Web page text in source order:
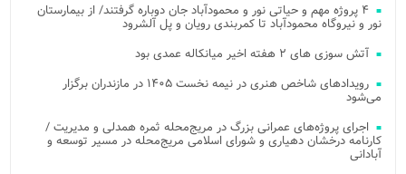
۴ پروژه مهم و حیاتی نور و محمودآباد جان دوباره گرفتند/ از بیمارستان
نور و نیروگاه محمودآباد تا کمربندی رویان و پل آلشرود
آتش‌ سوزی‌ های ۲ هفته اخیر میانکاله عمدی بود
رویدادهای شاخص هنری در نیمه نخست ۱۴۰۵ در مازندران برگزار
می‌شود
اجرای پروژه‌های عمرانی بزرگ در مریج‌محله ثمره همدلی و مدیریت /
کارنامه درخشان دهیاری و شورای اسلامی مریج‌محله در مسیر توسعه و
آبادانی